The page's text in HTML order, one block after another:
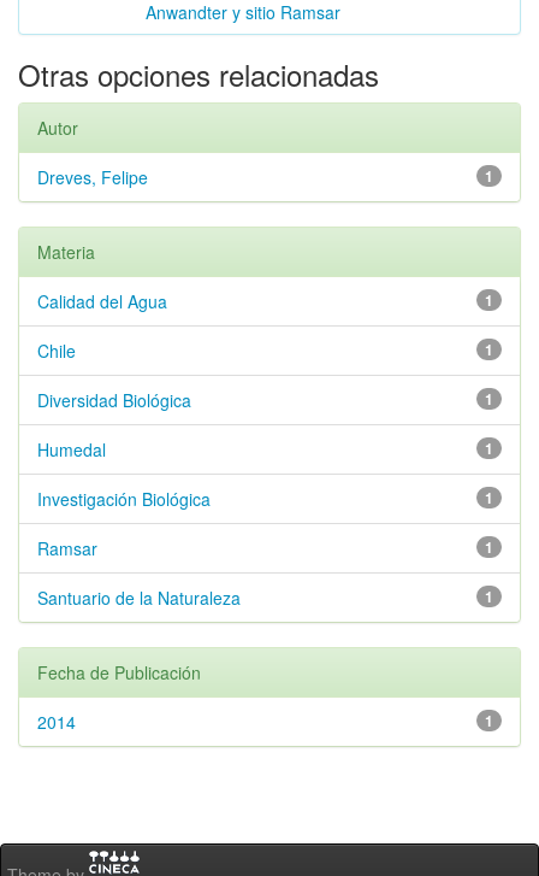
Anwandter y sitio Ramsar
Otras opciones relacionadas
Autor
1
Dreves, Felipe
Materia
1
Calidad del Agua
1
Chile
1
Diversidad Biológica
1
Humedal
1
Investigación Biológica
1
Ramsar
1
Santuario de la Naturaleza
Fecha de Publicación
1
2014